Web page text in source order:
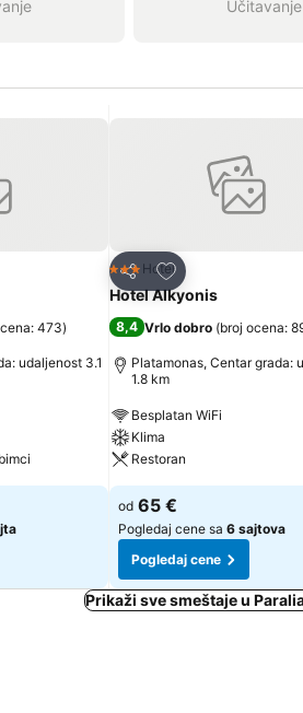
Učitavanje
473)
udaljenost 3.1
Deli
Dodati u favorite
3 Zvezdice
Hotel
Hotel Alkyonis
8,4 Vrlo dobro (broj ocena:
Platamonas, Centar grada:
1.8 km
Besplatan WiFi
Klima
Restoran
od 65 €
Pogledaj cene sa 6 sajtova
Pogledaj cene
Prikaži sve smeštaje u